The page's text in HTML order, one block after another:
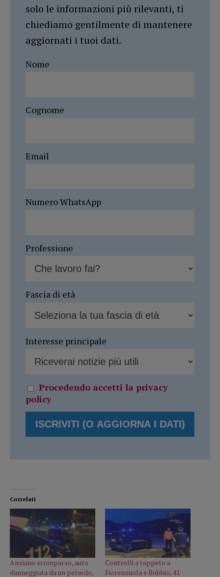
solo le informazioni più rilevanti, ti
chiediamo gentilmente di mantenere
aggiornati i tuoi dati.
Nome
Cognome
Email
Numero WhatsApp
Professione
Fascia di età
Interesse principale
Procedendo accetti la privacy
policy
Correlati
Anziano scomparso, auto
danneggiata da un petardo,
Controlli a tappeto a
Fiorenzuola e Bobbio, 41